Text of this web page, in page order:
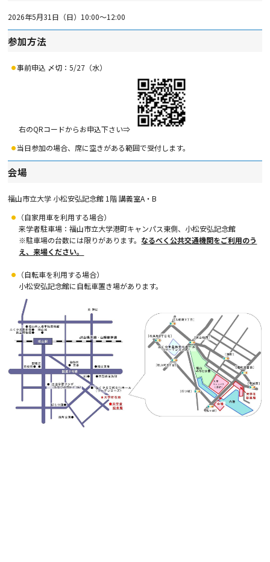
2026年5月31 日（日） 10:00～12:00
参加方法
事前申込 〆切：5/27 （水）
右のQRコードからお申込下さい⇒
当日参加の場合、席に空きがある範囲で受付します。
会場
福山市立大学 小松安弘記念館 1階 講義室A ・B
（自家用車を利用する場合）
来学者駐車場：福山市立大学港町キャンパス東側、小松安弘記念館
※駐車場の台数には限りがあります。 なるべく公共交通機関をご利用のう
え、来場ください。
（自転車を利用する場合）
小松安弘記念館に自転車置き場があります。